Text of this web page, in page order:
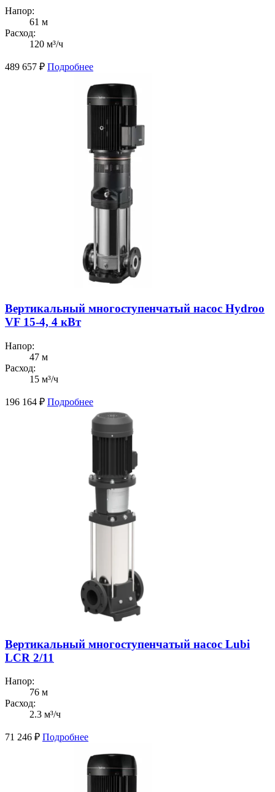
Напор:
61 м
Расход:
120 м³/ч
489 657 ₽ Подробнее
Вертикальный многоступенчатый насос Hydroo
VF 15-4, 4 кВт
Напор:
47 м
Расход:
15 м³/ч
196 164 ₽ Подробнее
Вертикальный многоступенчатый насос Lubi
LCR 2/11
Напор:
76 м
Расход:
2.3 м³/ч
71 246 ₽ Подробнее